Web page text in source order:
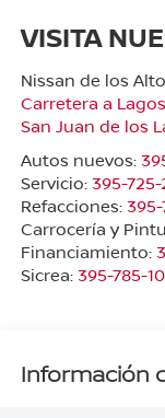
VISITA
Nissan de los
Carretera a
San Juan de los
Autos nuevos:
Servicio: 395-725-
Refacciones:
Carrocería y
Financiamiento:
Sicrea: 395-785-
Información